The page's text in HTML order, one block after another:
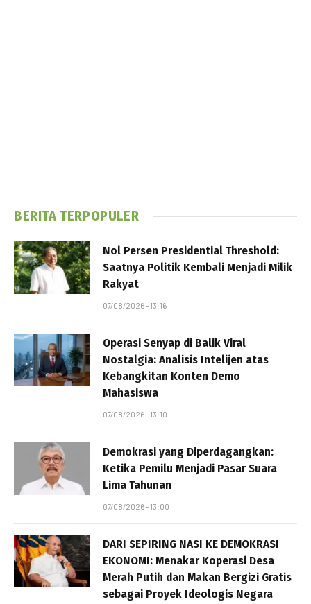
BERITA TERPOPULER
Nol Persen Presidential Threshold:
Saatnya Politik Kembali Menjadi Milik
Rakyat
07/08/2026 - 13:16
Operasi Senyap di Balik Viral
Nostalgia: Analisis Intelijen atas
Kebangkitan Konten Demo
Mahasiswa
07/08/2026 - 13:10
Demokrasi yang Diperdagangkan:
Ketika Pemilu Menjadi Pasar Suara
Lima Tahunan
07/08/2026 - 13:00
DARI SEPIRING NASI KE DEMOKRASI
EKONOMI: Menakar Koperasi Desa
Merah Putih dan Makan Bergizi Gratis
sebagai Proyek Ideologis Negara